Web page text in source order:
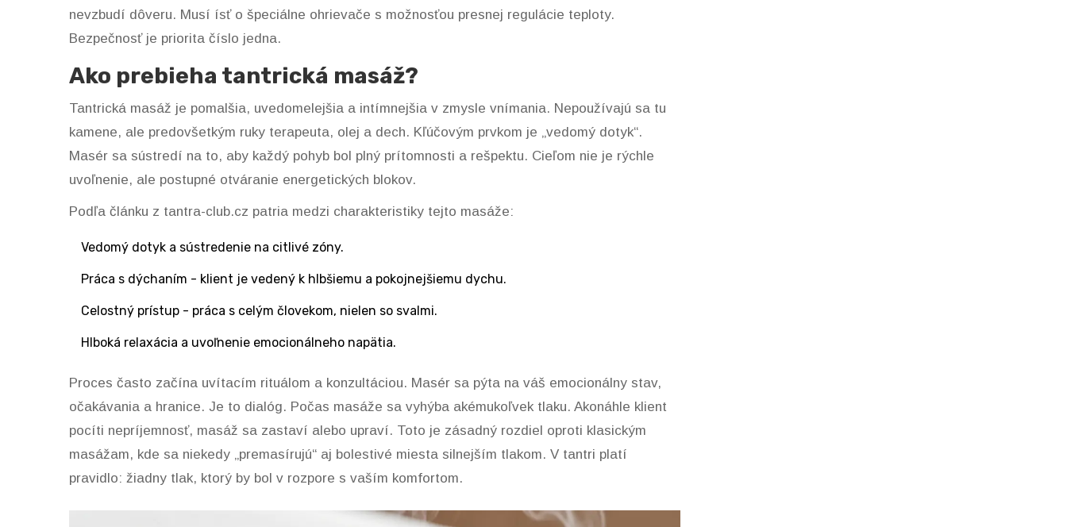
nevzbudí dôveru. Musí ísť o špeciálne ohrievače s možnosťou presnej regulácie teploty.
Bezpečnosť je priorita číslo jedna.
Ako prebieha tantrická masáž?
Tantrická masáž je pomalšia, uvedomelejšia a intímnejšia v zmysle vnímania. Nepoužívajú sa tu
kamene, ale predovšetkým ruky terapeuta, olej a dech. Kľúčovým prvkom je „vedomý dotyk“.
Masér sa sústredí na to, aby každý pohyb bol plný prítomnosti a rešpektu. Cieľom nie je rýchle
uvoľnenie, ale postupné otváranie energetických blokov.
Podľa článku z tantra-club.cz patria medzi charakteristiky tejto masáže:
Vedomý dotyk a sústredenie na citlivé zóny.
Práca s dýchaním - klient je vedený k hlbšiemu a pokojnejšiemu dychu.
Celostný prístup - práca s celým človekom, nielen so svalmi.
Hlboká relaxácia a uvoľnenie emocionálneho napätia.
Proces často začína uvítacím rituálom a konzultáciou. Masér sa pýta na váš emocionálny stav,
očakávania a hranice. Je to dialóg. Počas masáže sa vyhýba akémukoľvek tlaku. Akonáhle klient
pocíti nepríjemnosť, masáž sa zastaví alebo upraví. Toto je zásadný rozdiel oproti klasickým
masážam, kde sa niekedy „premasírujú“ aj bolestivé miesta silnejším tlakom. V tantri platí
pravidlo: žiadny tlak, ktorý by bol v rozpore s vaším komfortom.